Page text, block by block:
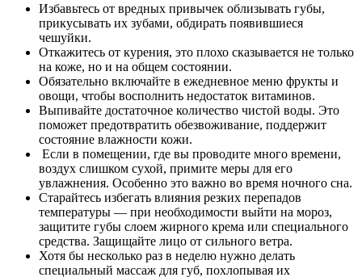
Избавьтесь от вредных привычек облизывать губы,
прикусывать их зубами, обдирать появившиеся
чешуйки.
Откажитесь от курения, это плохо сказывается не только
на коже, но и на общем состоянии.
Обязательно включайте в ежедневное меню фрукты и
овощи, чтобы восполнить недостаток витаминов.
Выпивайте достаточное количество чистой воды. Это
поможет предотвратить обезвоживание, поддержит
состояние влажности кожи.
Если в помещении, где вы проводите много времени,
воздух слишком сухой, примите меры для его
увлажнения. Особенно это важно во время ночного сна.
Старайтесь избегать влияния резких перепадов
температуры — при необходимости выйти на мороз,
защитите губы слоем жирного крема или специального
средства. Защищайте лицо от сильного ветра.
Хотя бы несколько раз в неделю нужно делать
специальный массаж для губ, похлопывая их